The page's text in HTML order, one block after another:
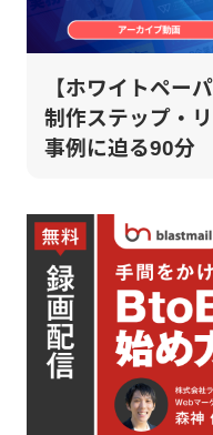
【ホワイトペー
制作ステップ・
事例に迫る90分